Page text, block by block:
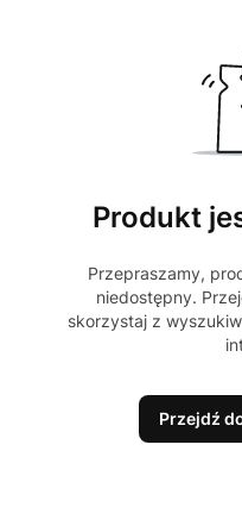
Produkt
Przepraszamy,
niedostępny.
skorzystaj z
Przejdź